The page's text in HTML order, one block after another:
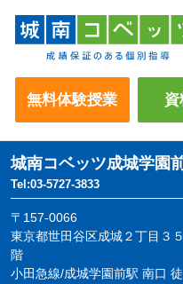
無料体験授業 資
城南コベッツ成城学園
Tel:03-5727-3833
〒157-0066
東京都世田谷区成城２丁目３
階
小田急線/成城学園前駅 南口